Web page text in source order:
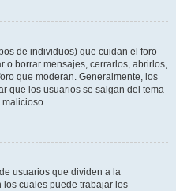
de individuos) que cuidan el foro
o borrar mensajes, cerrarlos, abrirlos,
que moderan. Generalmente, los
que los usuarios se salgan del tema
malicioso.
usuarios que dividen a la
cuales puede trabajar los